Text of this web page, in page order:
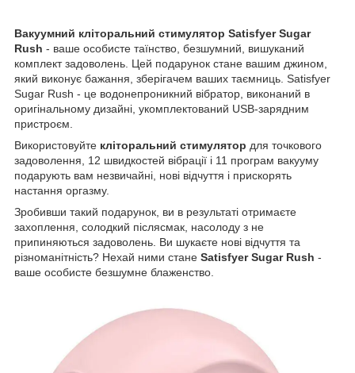
Вакуумний кліторальний стимулятор Satisfyer Sugar
Rush - ваше особисте таїнство, безшумний, вишуканий
комплект задоволень. Цей подарунок стане вашим джином,
який виконує бажання, зберігачем ваших таємниць. Satisfyer
Sugar Rush - це водонепроникний вібратор, виконаний в
оригінальному дизайні, укомплектований USB-зарядним
пристроєм.
Використовуйте кліторальний стимулятор для точкового
задоволення, 12 швидкостей вібрації і 11 програм вакууму
подарують вам незвичайні, нові відчуття і прискорять
настання оргазму.
Зробивши такий подарунок, ви в результаті отримаєте
захоплення, солодкий післясмак, насолоду з не
припиняються задоволень. Ви шукаєте нові відчуття та
різноманітність? Нехай ними стане Satisfyer Sugar Rush -
ваше особисте безшумне блаженство.